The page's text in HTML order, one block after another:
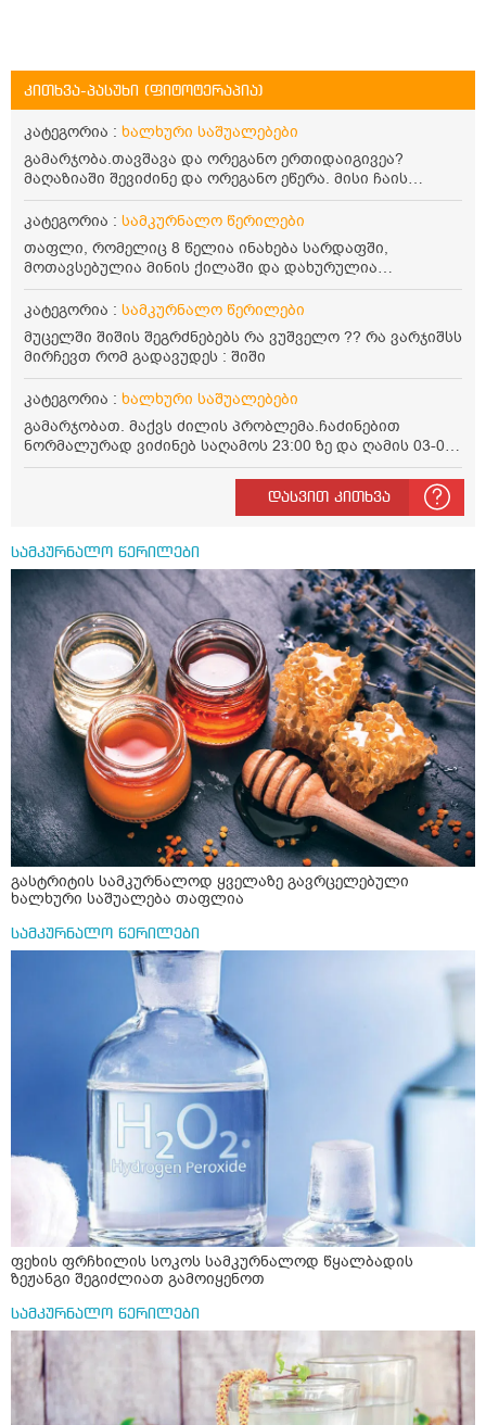
კითხვა-პასუხი (ფიტოტერაპია)
კატეგორია : ხალხური საშუალებები
გამარჯობა.თავშავა და ორეგანო ერთიდაიგივეა?
მაღაზიაში შევიძინე და ორეგანო ეწერა. მისი ჩაის
დალევის წესი მაინტერესებს.რისთვის არის კარგი?
წავიკითხე რომ: 1 ჭიქა თბილ წყალში ჩავყაროთ 1 ჩაის
კოვზი დაქუცმაცებული და გამხმარი ორეგანო და
გავაჩეროთ 10-15 წუთი, მივიღოთო ჭამიდან 1-2 საათში.
მიზანი: ანტიოქსიდანტური და ანთების საწინააღმდეგო
თვისება. სწორია ეს ინფორმაცია? უკუჩვენება რა აქვს
და ბრონქულ ასთმას თუ შველის ორეგანოს ჩაი?
კატეგორია : სამკურნალო წერილები
თაფლი, რომელიც 8 წელია ინახება სარდაფში,
მოთავსებულია მინის ქილაში და დახურულია
პლასტმასის სახურავით. ექნება თუ არა შენარჩუნებული
სასარგებლო თვისებები და შეიძლება თუ არა მისი
კატეგორია : სამკურნალო წერილები
მუცელში შიშის შეგრძნებებს რა ვუშველო ?? რა ვარჯიშსს
მირჩევთ რომ გადავუდეს : შიში
კატეგორია : ხალხური საშუალებები
გამარჯობათ. მაქვს ძილის პრობლემა.ჩაძინებით
ნორმალურად ვიძინებ საღამოს 23:00 ზე და ღამის 03-00
ან 04:00 საათზე მეღვიძება და მერე ვერ ვიძინებ
ვერაფრით.რამე ხალხური საშუალება თუ არის ამ
დასვით კითხვა
სამკურნალო წერილები
გასტრიტის სამკურნალოდ ყველაზე გავრცელებული
ხალხური საშუალება თაფლია
სამკურნალო წერილები
ფეხის ფრჩხილის სოკოს სამკურნალოდ წყალბადის
ზეჟანგი შეგიძლიათ გამოიყენოთ
სამკურნალო წერილები